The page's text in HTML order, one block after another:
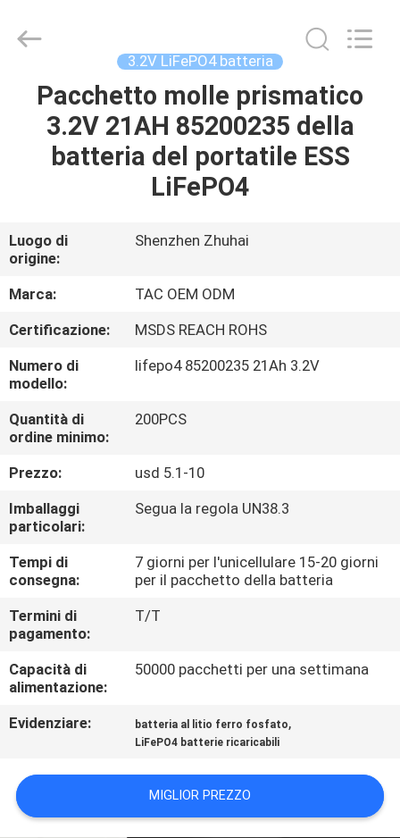
CASA
PRODOTTI
CIRCA
NOI
GIRO
DELLA
FABBRICA
CONTROLLO
DI
QUALITÀ
CONTATTICI
NOTIZIE
CITAZIONE
Energy
3.2V LiFePO4 batteria
Pacchetto molle prismatico
3.2V 21AH 85200235 della
batteria del portatile ESS
LiFePO4
Luogo di
origine:
Shenzhen Zhuhai
Marca:
TAC OEM ODM
Certificazione:
MSDS REACH ROHS
Numero di
modello:
lifepo4 85200235 21Ah 3.2V
Quantità di
ordine minimo:
200PCS
Prezzo:
usd 5.1-10
Imballaggi
particolari:
Segua la regola UN38.3
Tempi di
consegna:
7 giorni per l'unicellulare 15-20 giorni
per il pacchetto della batteria
Termini di
pagamento:
T/T
Capacità di
alimentazione:
50000 pacchetti per una settimana
Evidenziare: batteria al litio ferro fosfato,
LiFePO4 batterie ricaricabili
MIGLIOR PREZZO